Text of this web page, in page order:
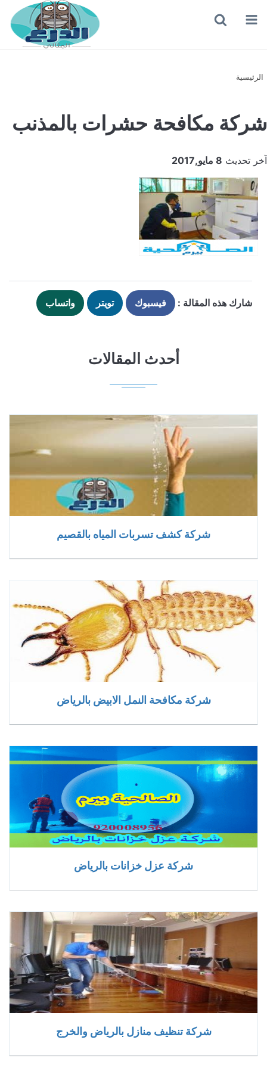
القائمة
الرئيسية
شركة مكافحة حشرات بالمذنب
آخر تحديث 8 مايو,2017
شارك هذه المقالة : فيسبوك تويتر واتساب
أحدث المقالات
شركة كشف تسربات المياه بالقصيم
شركة مكافحة النمل الابيض بالرياض
شركة عزل خزانات بالرياض
شركة تنظيف منازل بالرياض والخرج